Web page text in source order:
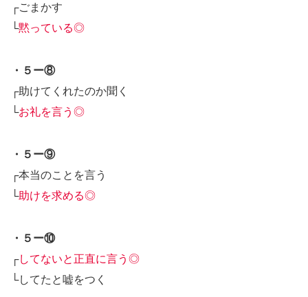
┌ごまかす
└黙っている◎
・５ー⑧
┌助けてくれたのか聞く
└お礼を言う◎
・５ー⑨
┌本当のことを言う
└助けを求める◎
・５ー⑩
┌してないと正直に言う◎
└してたと嘘をつく